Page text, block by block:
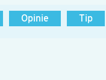
Opinie Tip